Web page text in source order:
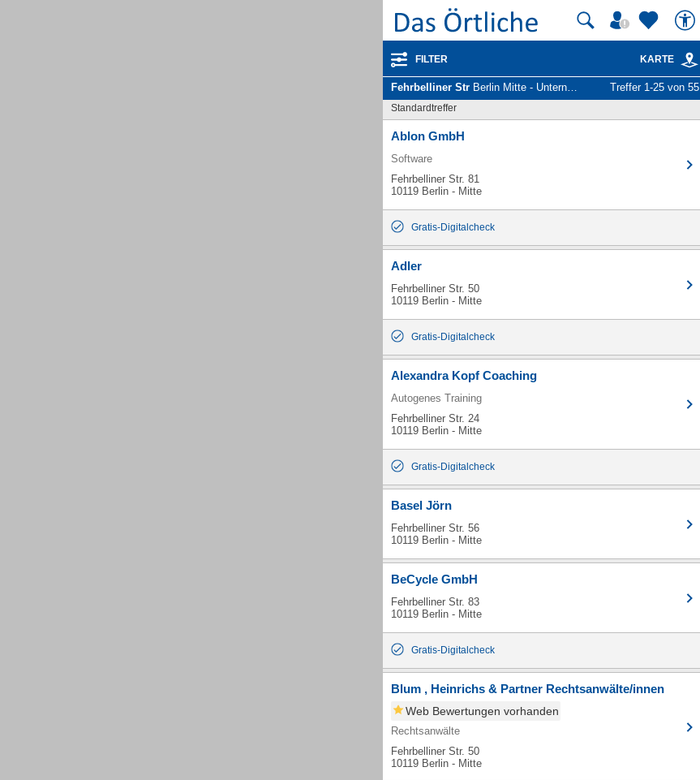
FILTER KARTE
Fehrbelliner Str Berlin Mitte - Unternehmen und Personen Treffer 1-25 von 55
Standardtreffer
Ablon GmbH
Software
Fehrbelliner Str. 81
10119 Berlin - Mitte
Gratis-Digitalcheck
Adler
Fehrbelliner Str. 50
10119 Berlin - Mitte
Gratis-Digitalcheck
Alexandra Kopf Coaching
Autogenes Training
Fehrbelliner Str. 24
10119 Berlin - Mitte
Gratis-Digitalcheck
Basel Jörn
Fehrbelliner Str. 56
10119 Berlin - Mitte
BeCycle GmbH
Fehrbelliner Str. 83
10119 Berlin - Mitte
Gratis-Digitalcheck
Blum , Heinrichs & Partner Rechtsanwälte/innen
Web Bewertungen vorhanden
Rechtsanwälte
Fehrbelliner Str. 50
10119 Berlin - Mitte